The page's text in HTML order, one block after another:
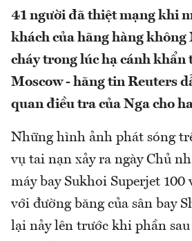
41 người đã thiệt mạng khi
khách của hãng hàng
cháy trong lúc hạ cánh khẩn
Moscow - hãng tin Reuters
quan điều tra của Nga cho
Những hình ảnh phát sóng
vụ tai nạn xảy ra ngày Chủ
máy bay Sukhoi Superjet 100
với đường băng của sân bay
lại nảy lên trước khi phần sau